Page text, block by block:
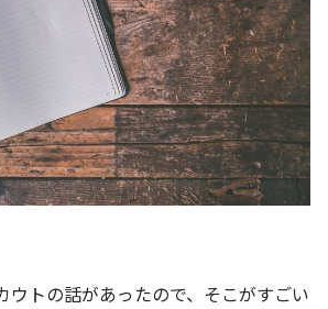
ウトの話があったので、そこがすごい